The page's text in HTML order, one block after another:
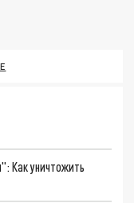
Как уничтожить